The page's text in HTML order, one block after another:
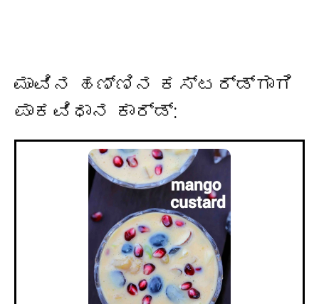
ಮಾವಿನ ಹಣ್ಣಿನ ಕಸ್ಟರ್ಡ್‌ಗಾಗಿ
ಪಾಕವಿಧಾನ ಕಾರ್ಡ್: